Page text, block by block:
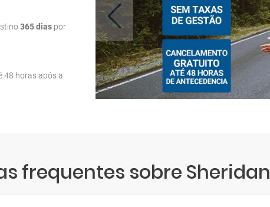
365 dias por
48 horas após a
frequentes sobre Sheridan